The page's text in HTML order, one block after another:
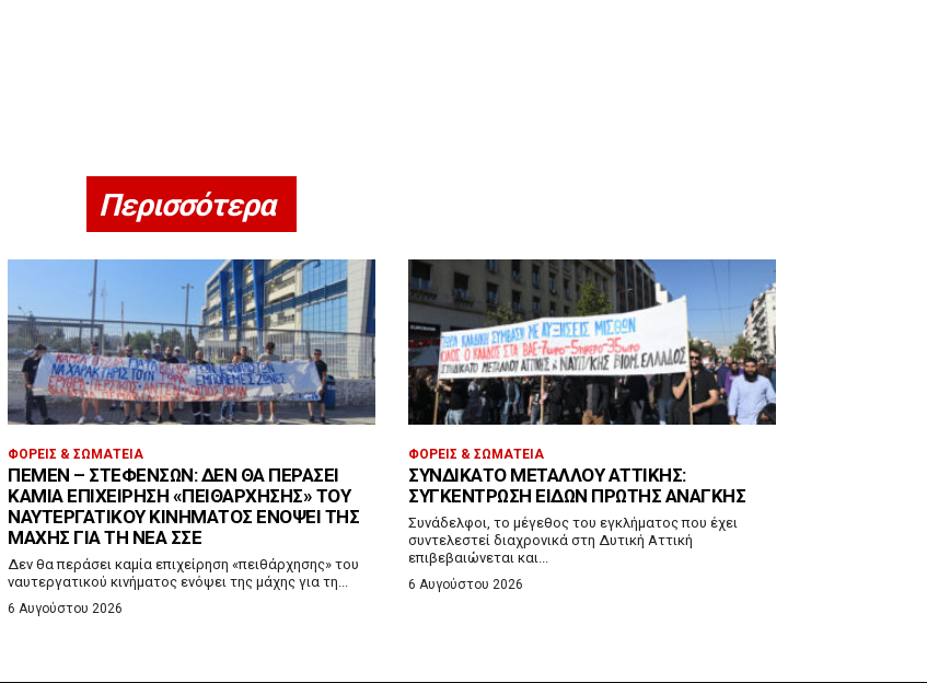
Περισσότερα
ΦΟΡΕΊΣ & ΣΩΜΑΤΕΊΑ
ΠΕΜΕΝ – ΣΤΕΦΕΝΣΩΝ: ΔΕΝ ΘΑ ΠΕΡΆΣΕΙ
ΚΑΜΊΑ ΕΠΙΧΕΊΡΗΣΗ «ΠΕΙΘΆΡΧΗΣΗΣ» ΤΟΥ
ΝΑΥΤΕΡΓΑΤΙΚΟΎ ΚΙΝΉΜΑΤΟΣ ΕΝΌΨΕΙ ΤΗΣ
ΜΆΧΗΣ ΓΙΑ ΤΗ ΝΈΑ ΣΣΕ
Δεν θα περάσει καμία επιχείρηση «πειθάρχησης» του
ναυτεργατικού κινήματος ενόψει της μάχης για τη...
6 Αυγούστου 2026
ΦΟΡΕΊΣ & ΣΩΜΑΤΕΊΑ
ΣΥΝΔΙΚΆΤΟ ΜΕΤΆΛΛΟΥ ΑΤΤΙΚΉΣ:
ΣΥΓΚΈΝΤΡΩΣΗ ΕΙΔΏΝ ΠΡΏΤΗΣ ΑΝΆΓΚΗΣ
Συνάδελφοι, το μέγεθος του εγκλήματος που έχει
συντελεστεί διαχρονικά στη Δυτική Αττική
επιβεβαιώνεται και...
6 Αυγούστου 2026